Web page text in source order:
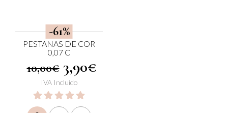
-61%
PESTANAS DE COR
0,07 C
10,00€ 3,90€
IVA Incluído